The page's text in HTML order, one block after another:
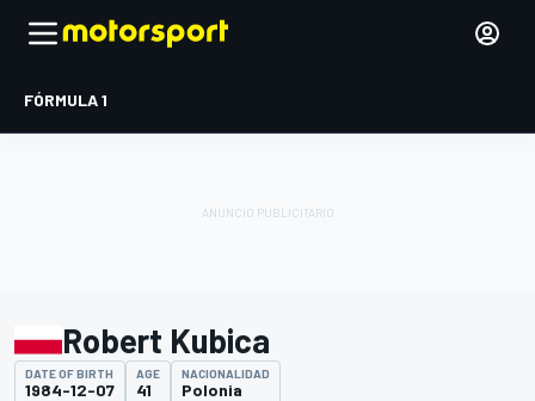
FÓRMULA 1
Robert Kubica
DATE OF BIRTH
1984-12-07
AGE
41
NACIONALIDAD
Polonia